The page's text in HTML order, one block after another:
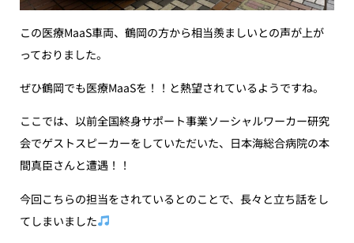
この医療MaaS車両、鶴岡の方から相当羨ましいとの声が上が
っておりました。
ぜひ鶴岡でも医療MaaSを！！と熱望されているようですね。
ここでは、以前全国終身サポート事業ソーシャルワーカー研究
会でゲストスピーカーをしていただいた、日本海総合病院の本
間真臣さんと遭遇！！
今回こちらの担当をされているとのことで、長々と立ち話をし
てしまいました